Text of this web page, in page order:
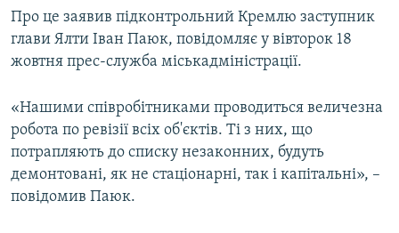
ВІДЕОУРОКИ «ELIFBE»
СВІДЧЕННЯ ОКУПАЦІЇ
УКРАЇНСЬКА ПРОБЛЕМА КРИМУ
ІНФОГРАФІКА
ЯК ОБІЙТИ БЛОКУВАННЯ
Русский
ДОЛУЧАЙСЯ!
Про це заявив підконтрольний Кремлю заступник
глави Ялти Іван Паюк, повідомляє у вівторок 18
жовтня прес-служба міськадміністрації.
«Нашими співробітниками проводиться величезна
робота по ревізії всіх об'єктів. Ті з них, що
потрапляють до списку незаконних, будуть
демонтовані, як не стаціонарні, так і капітальні», –
повідомив Паюк.